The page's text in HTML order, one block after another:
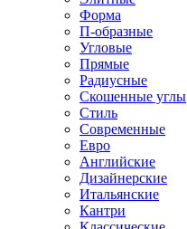
Форма
П-образные
Угловые
Прямые
Радиусные
Скошенные углы
Стиль
Современные
Евро
Английские
Дизайнерские
Итальянские
Кантри